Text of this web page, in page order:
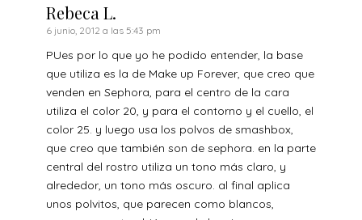
Rebeca L.
6 junio, 2012 a las 5:43 pm
PUes por lo que yo he podido entender, la base
que utiliza es la de Make up Forever, que creo que
venden en Sephora, para el centro de la cara
utiliza el color 20, y para el contorno y el cuello, el
color 25. y luego usa los polvos de smashbox,
que creo que también son de sephora. en la parte
central del rostro utiliza un tono más claro, y
alrededor, un tono más oscuro. al final aplica
unos polvitos, que parecen como blancos,